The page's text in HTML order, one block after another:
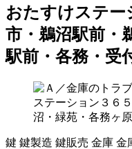
おたすけステー
市・鵜沼駅前・
駅前・各務・受
鍵 鍵製造 鍵販売 金庫 金